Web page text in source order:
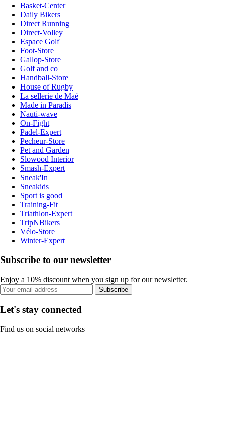
Basket-Center
Daily Bikers
Direct Running
Direct-Volley
Espace Golf
Foot-Store
Gallop-Store
Golf and co
Handball-Store
House of Rugby
La sellerie de Maé
Made in Paradis
Nauti-wave
On-Fight
Padel-Expert
Pecheur-Store
Pet and Garden
Slowood Interior
Smash-Expert
Sneak'In
Sneakids
Sport is good
Training-Fit
Triathlon-Expert
TripNBikers
Vélo-Store
Winter-Expert
Subscribe to our newsletter
Enjoy a 10% discount when you sign up for our newsletter.
Subscribe
Let's stay connected
Find us on social networks